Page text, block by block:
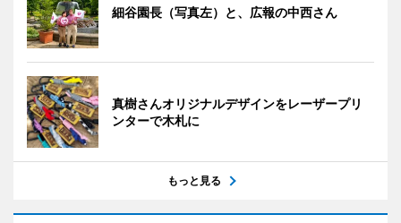
細谷園長（写真左）と、広報の中西さん
真樹さんオリジナルデザインをレーザープリ
ンターで木札に
もっと見る